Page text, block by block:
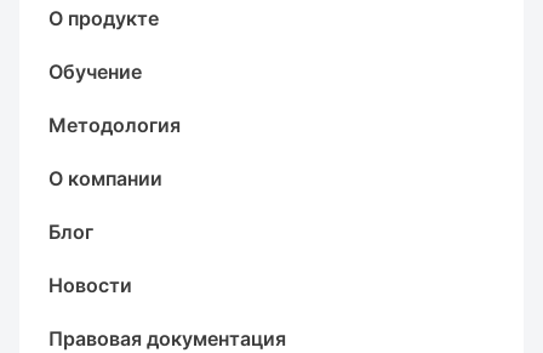
О продукте
Обучение
Методология
О компании
Блог
Новости
Правовая документация